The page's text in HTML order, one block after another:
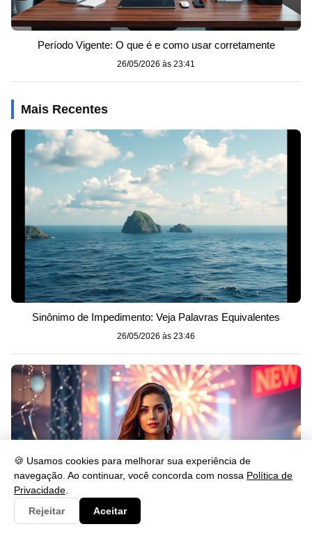
🍪 Usamos cookies para melhorar sua experiência de
navegação. Ao continuar, você concorda com nossa Política de
Privacidade
Rejeitar
Aceitar
Período Vigente: O que é e como usar corretamente
26/05/2026 às 23:41
Mais Recentes
Sinônimo de Impedimento: Veja Palavras Equivalentes
26/05/2026 às 23:46